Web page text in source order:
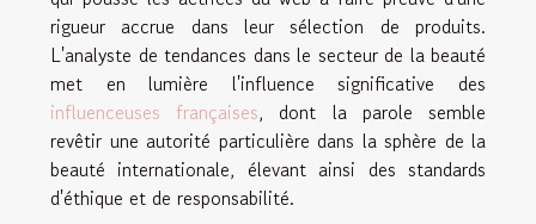
rigueur accrue dans leur sélection de produits.
L'analyste de tendances dans le secteur de la beauté
met en lumière l'influence significative des
influenceuses françaises, dont la parole semble
revêtir une autorité particulière dans la sphère de la
beauté internationale, élevant ainsi des standards
d'éthique et de responsabilité.